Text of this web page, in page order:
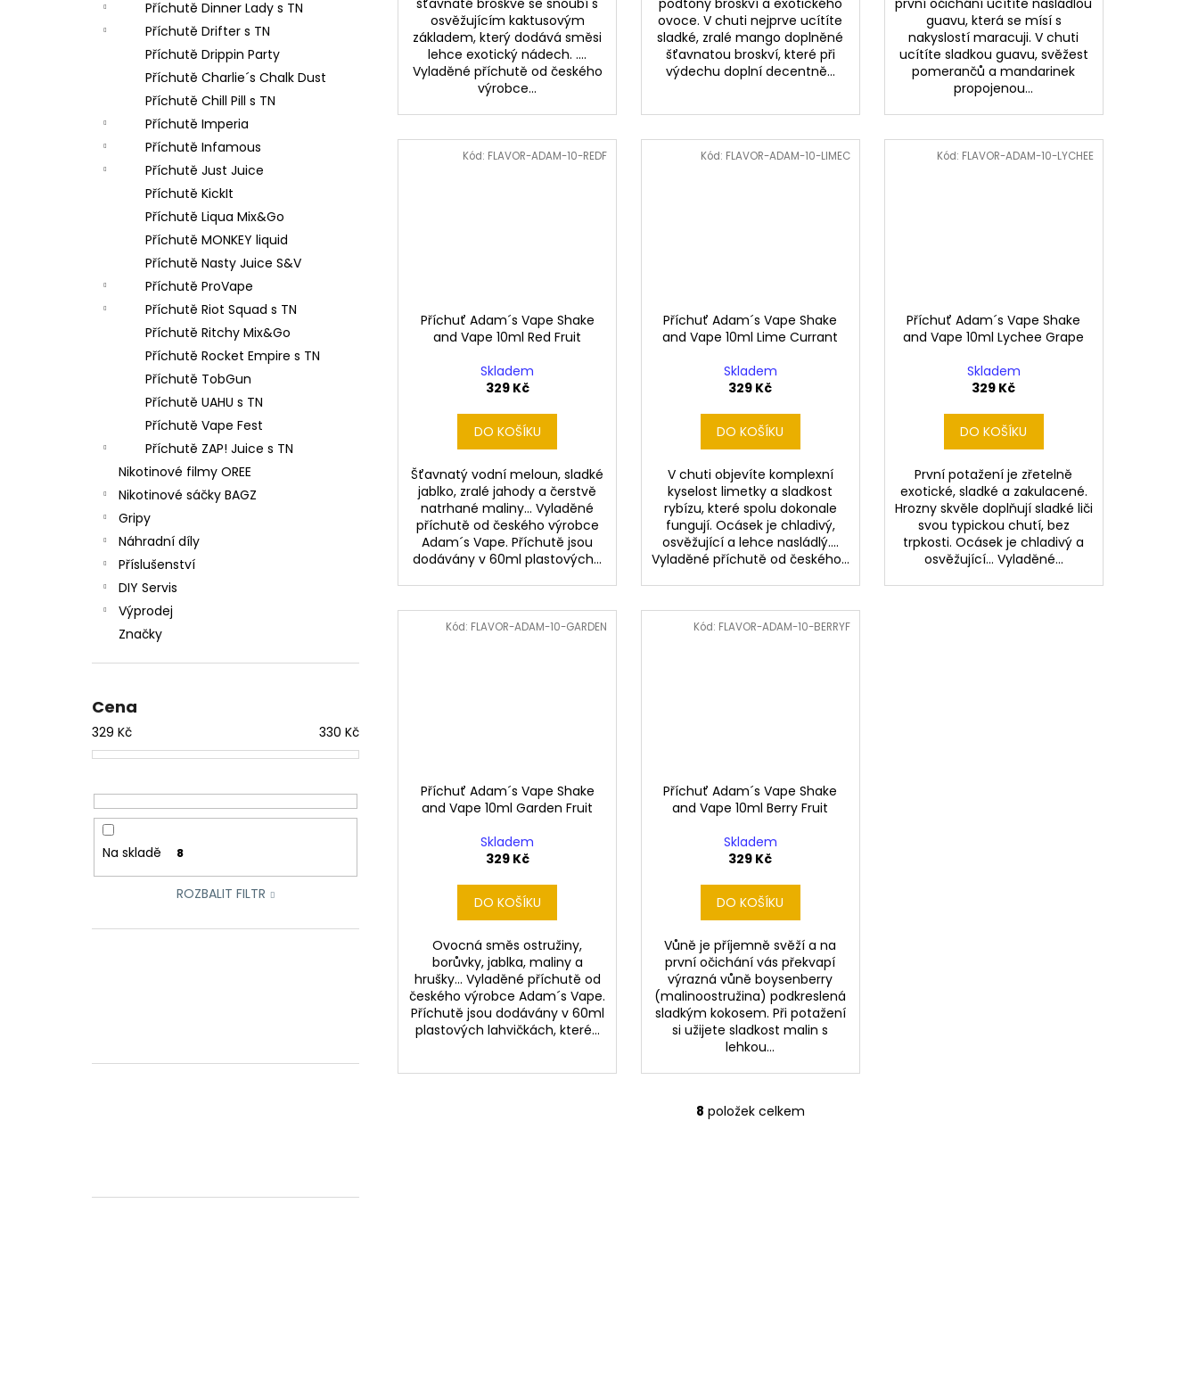
Příchutě Dinner Lady s TN
Příchutě Drifter s TN
Příchutě Drippin Party
Příchutě Charlie´s Chalk Dust
Příchutě Chill Pill s TN
Příchutě Imperia
Příchutě Infamous
Příchutě Just Juice
Příchutě KickIt
Příchutě Liqua Mix&Go
Příchutě MONKEY liquid
Příchutě Nasty Juice S&V
Příchutě ProVape
Příchutě Riot Squad s TN
Příchutě Ritchy Mix&Go
Příchutě Rocket Empire s TN
Příchutě TobGun
Příchutě UAHU s TN
Příchutě Vape Fest
Příchutě ZAP! Juice s TN
Nikotinové filmy OREE
Nikotinové sáčky BAGZ
Gripy
Náhradní díly
Příslušenství
DIY Servis
Výprodej
Značky
Cena
329 Kč 330 Kč
Na skladě 8
ROZBALIT FILTR
šťavnaté broskve se snoubí s
osvěžujícím kaktusovým
základem, který dodává směsi
lehce exotický nádech. ....
Vyladěné příchutě od českého
výrobce...
podtóny broskví a exotického
ovoce. V chuti nejprve ucítíte
sladké, zralé mango doplněné
šťavnatou broskví, které při
výdechu doplní decentně...
první očichání ucítíte nasládlou
guavu, která se mísí s
nakyslostí maracuji. V chuti
ucítíte sladkou guavu, svěžest
pomerančů a mandarinek
propojenou...
Příchuť Adam´s Vape Shake
and Vape 10ml Red Fruit
Skladem
329 Kč
DO KOŠÍKU
Šťavnatý vodní meloun, sladké
jablko, zralé jahody a čerstvě
natrhané maliny... Vyladěné
příchutě od českého výrobce
Adam´s Vape. Příchutě jsou
dodávány v 60ml plastových...
Kód: FLAVOR-ADAM-10-REDF
Příchuť Adam´s Vape Shake
and Vape 10ml Lime Currant
Skladem
329 Kč
DO KOŠÍKU
V chuti objevíte komplexní
kyselost limetky a sladkost
rybízu, které spolu dokonale
fungují. Ocásek je chladivý,
osvěžující a lehce nasládlý....
Vyladěné příchutě od českého...
Kód: FLAVOR-ADAM-10-LIMEC
Příchuť Adam´s Vape Shake
and Vape 10ml Lychee Grape
Skladem
329 Kč
DO KOŠÍKU
První potažení je zřetelně
exotické, sladké a zakulacené.
Hrozny skvěle doplňují sladké liči
svou typickou chutí, bez
trpkosti. Ocásek je chladivý a
osvěžující... Vyladěné...
Kód: FLAVOR-ADAM-10-LYCHEE
Příchuť Adam´s Vape Shake
and Vape 10ml Garden Fruit
Skladem
329 Kč
DO KOŠÍKU
Ovocná směs ostružiny,
borůvky, jablka, maliny a
hrušky... Vyladěné příchutě od
českého výrobce Adam´s Vape.
Příchutě jsou dodávány v 60ml
plastových lahvičkách, které...
Kód: FLAVOR-ADAM-10-GARDEN
Příchuť Adam´s Vape Shake
and Vape 10ml Berry Fruit
Skladem
329 Kč
DO KOŠÍKU
Vůně je příjemně svěží a na
první očichání vás překvapí
výrazná vůně boysenberry
(malinoostružina) podkreslená
sladkým kokosem. Při potažení
si užijete sladkost malin s
lehkou...
Kód: FLAVOR-ADAM-10-BERRYF
O
8 položek celkem